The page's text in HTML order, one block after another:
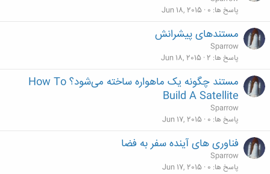
پاسخ ها 0
Jun 18, 2015
مستندهای پیشرانش
Sparrow
پاسخ ها 2
Jun 18, 2015
مستند چگونه یک ماهواره ساخته می‌شود؟ How To
Build A Satellite
Sparrow
پاسخ ها 0
Jun 17, 2015
فناوری های آینده سفر به فضا
Sparrow
پاسخ ها 0
Jun 17, 2015